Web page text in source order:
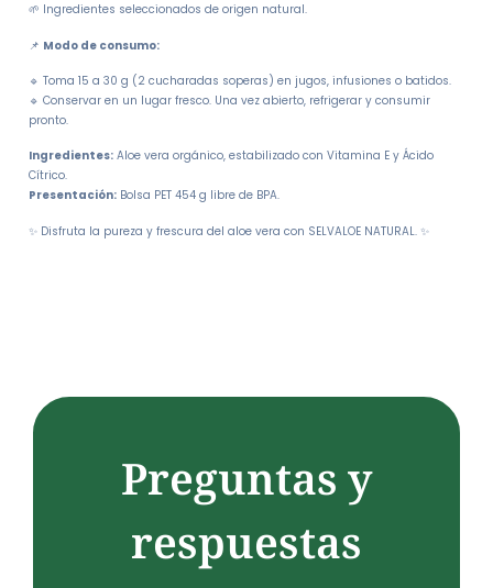
🌱 Ingredientes seleccionados de origen natural.
📌 Modo de consumo:
🔹 Toma 15 a 30 g (2 cucharadas soperas) en jugos, infusiones o batidos.
🔹 Conservar en un lugar fresco. Una vez abierto, refrigerar y consumir
pronto.
Ingredientes: Aloe vera orgánico, estabilizado con Vitamina E y Ácido
Cítrico.
Presentación: Bolsa PET 454 g libre de BPA.
✨ Disfruta la pureza y frescura del aloe vera con SELVALOE NATURAL. ✨
Preguntas y
respuestas